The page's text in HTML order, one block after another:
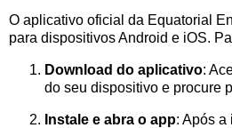
O aplicativo oficial da Equatorial
para dispositivos Android e iOS.
Download do aplicativo:
do seu dispositivo e procure
Instale e abra o app: Após a